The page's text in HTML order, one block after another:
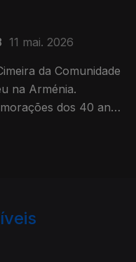
11 mai. 2026
da Comunidade
na Arménia.
dos 40 anos